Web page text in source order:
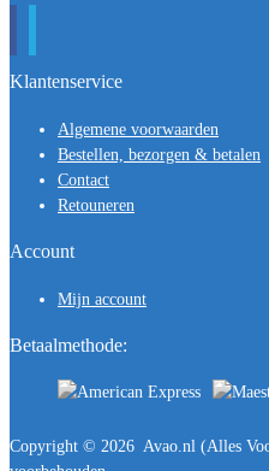
Klantenservice
Algemene voorwaarden
Bestellen, bezorgen & betalen
Contact
Retouneren
Account
Mijn account
Betaalmethode:
Copyright © 2026 Avao.nl (Alles